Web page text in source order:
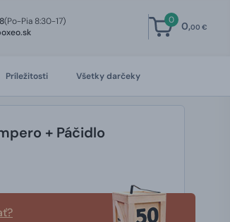
(Po-Pia 8:30-17)
0 0,00 €
Príležitosti Všetky darčeky
+ Páčidlo